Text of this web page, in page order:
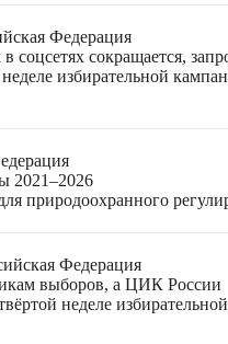
Федерация
соцсетях сокращается,
избирательной
2021–2026
природоохранного
Федерация
выборов, а ЦИК России
неделе